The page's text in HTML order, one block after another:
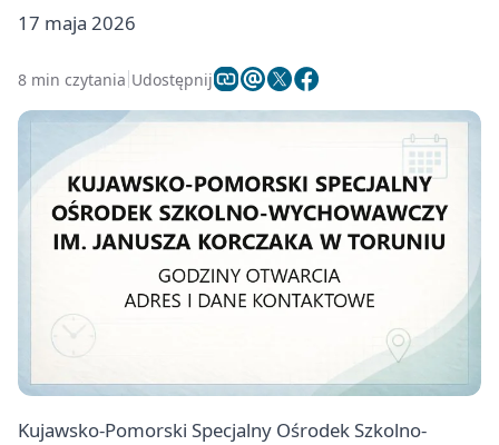
17 maja 2026
8 min czytania Udostępnij
Kujawsko-Pomorski Specjalny Ośrodek Szkolno-